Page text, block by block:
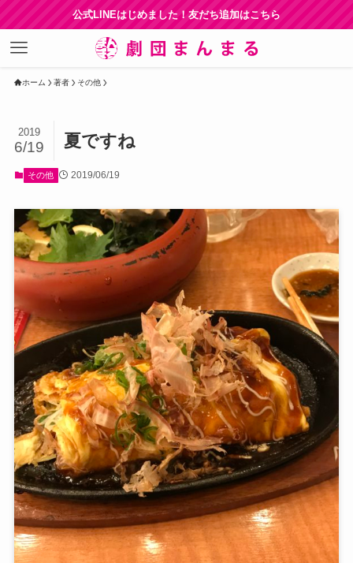
公式LINEはじめました！友だち追加はこちら
ホーム 著者 その他
夏ですね
2019
6/19
その他 2019/06/19